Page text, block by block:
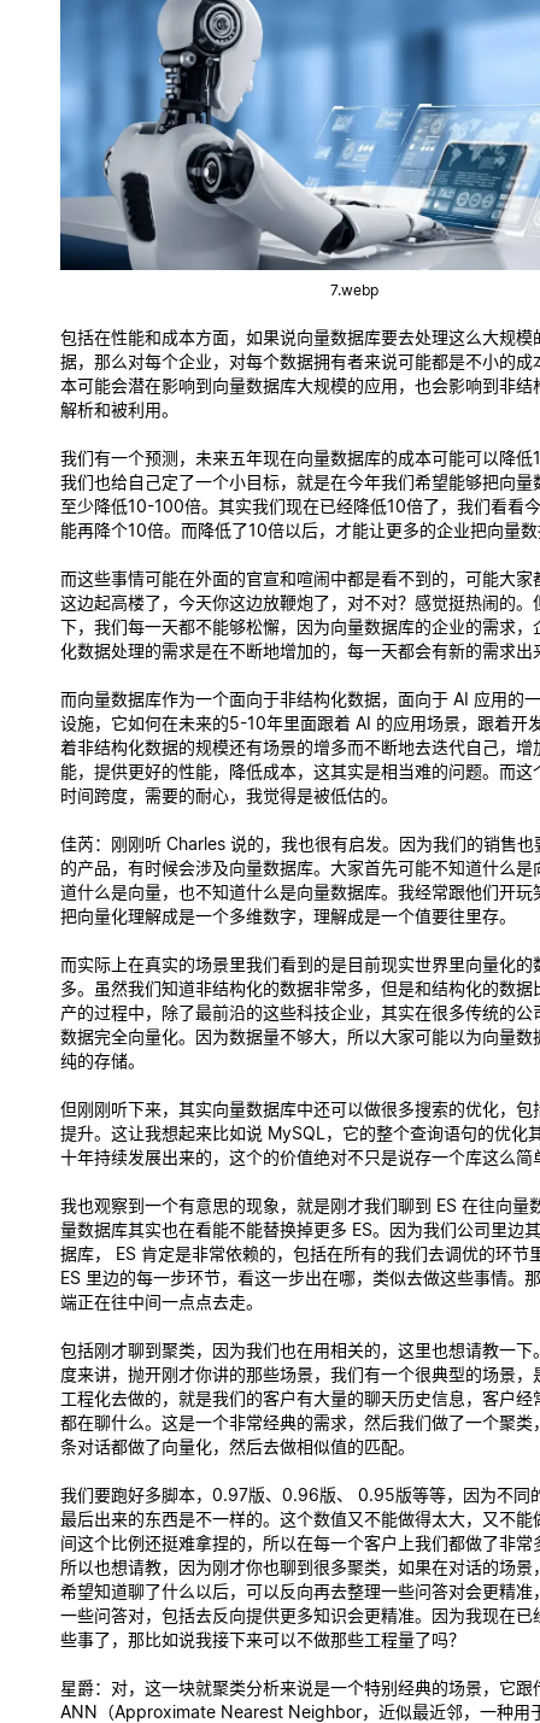
7.webp
包括在性能和成本方面，如果说向量数据库要去处理这么大规模
据，那么对每个企业，对每个数据拥有者来说可能都是不小的成
本可能会潜在影响到向量数据库大规模的应用，也会影响到非结
解析和被利用。
我们有一个预测，未来五年现在向量数据库的成本可能可以降
我们也给自己定了一个小目标，就是在今年我们希望能够把向量
至少降低10-100倍。其实我们现在已经降低10倍了，我们看看
能再降个10倍。而降低了10倍以后，才能让更多的企业把向量
而这些事情可能在外面的官宣和喧闹中都是看不到的，可能大家
这边起高楼了，今天你这边放鞭炮了，对不对？感觉挺热闹的。
下，我们每一天都不能够松懈，因为向量数据库的企业的需求，
化数据处理的需求是在不断地增加的，每一天都会有新的需求出
而向量数据库作为一个面向于非结构化数据，面向于 AI 应用的
设施，它如何在未来的5-10年里面跟着 AI 的应用场景，跟着开
着非结构化数据的规模还有场景的增多而不断地去迭代自己，增
能，提供更好的性能，降低成本，这其实是相当难的问题。而这
时间跨度，需要的耐心，我觉得是被低估的。
佳芮：刚刚听 Charles 说的，我也很有启发。因为我们的销售也
的产品，有时候会涉及向量数据库。大家首先可能不知道什么是
道什么是向量，也不知道什么是向量数据库。我经常跟他们开玩
把向量化理解成是一个多维数字，理解成是一个值要往里存。
而实际上在真实的场景里我们看到的是目前现实世界里向量化的
多。虽然我们知道非结构化的数据非常多，但是和结构化的数据
产的过程中，除了最前沿的这些科技企业，其实在很多传统的公
数据完全向量化。因为数据量不够大，所以大家可能以为向量数
纯的存储。
但刚刚听下来，其实向量数据库中还可以做很多搜索的优化，包
提升。这让我想起来比如说 MySQL，它的整个查询语句的优化
十年持续发展出来的，这个的价值绝对不只是说存一个库这么简
我也观察到一个有意思的现象，就是刚才我们聊到 ES 在往向量
量数据库其实也在看能不能替换掉更多 ES。因为我们公司里边
据库， ES 肯定是非常依赖的，包括在所有的我们去调优的环节
ES 里边的每一步环节，看这一步出在哪，类似去做这些事情。
端正在往中间一点点去走。
包括刚才聊到聚类，因为我们也在用相关的，这里也想请教一下
度来讲，抛开刚才你讲的那些场景，我们有一个很典型的场景，
工程化去做的，就是我们的客户有大量的聊天历史信息，客户经
都在聊什么。这是一个非常经典的需求，然后我们做了一个聚类
条对话都做了向量化，然后去做相似值的匹配。
我们要跑好多脚本，0.97版、0.96版、 0.95版等等，因为不同
最后出来的东西是不一样的。这个数值又不能做得太大，又不能
间这个比例还挺难拿捏的，所以在每一个客户上我们都做了非常
所以也想请教，因为刚才你也聊到很多聚类，如果在对话的场景
希望知道聊了什么以后，可以反向再去整理一些问答对会更精准
一些问答对，包括去反向提供更多知识会更精准。因为我现在已
些事了，那比如说我接下来可以不做那些工程量了吗？
星爵：对，这一块就聚类分析来说是一个特别经典的场景，它跟
ANN（Approximate Nearest Neighbor，近似最近邻，一种用